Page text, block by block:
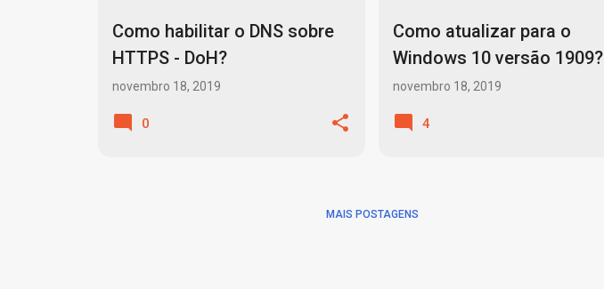
Como habilitar o DNS sobre
HTTPS - DoH?
novembro 18, 2019
0
Como atualizar para o
Windows 10 versão 1909?
novembro 18, 2019
4
MAIS POSTAGENS